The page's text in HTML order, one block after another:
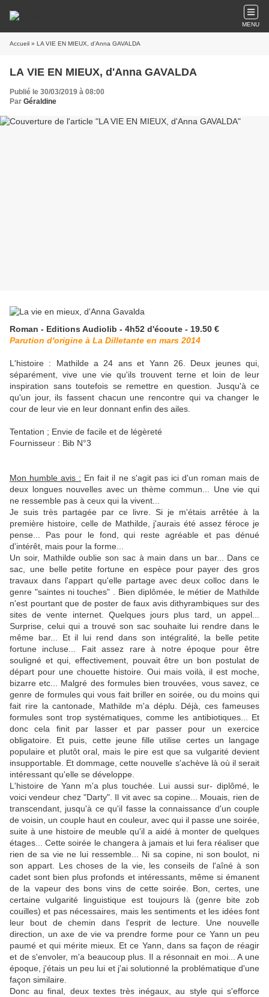
MENU
Accueil » LA VIE EN MIEUX, d'Anna GAVALDA
LA VIE EN MIEUX, d'Anna GAVALDA
Publié le 30/03/2019 à 08:00
Par Géraldine
Roman - Editions Audiolib - 4h52 d'écoute - 19.50 €
Parution d'origine à La Dilletante en mars 2014
L'histoire : Mathilde a 24 ans et Yann 26. Deux jeunes qui,
séparément, vive une vie qu'ils trouvent terne et loin de leur
inspiration sans toutefois se remettre en question. Jusqu'à ce
qu'un jour, ils fassent chacun une rencontre qui va changer le
cour de leur vie en leur donnant enfin des ailes.
Tentation ; Envie de facile et de légèreté
Fournisseur : Bib N°3
Mon humble avis : En fait il ne s'agit pas ici d'un roman mais de
deux longues nouvelles avec un thème commun... Une vie qui
ne ressemble pas à ceux qui la vivent...
Je suis très partagée par ce livre. Si je m'étais arrêtée à la
première histoire, celle de Mathilde, j'aurais été assez féroce je
pense... Pas pour le fond, qui reste agréable et pas dénué
d'intérêt, mais pour la forme...
Un soir, Mathilde oublie son sac à main dans un bar... Dans ce
sac, une belle petite fortune en espèce pour payer des gros
travaux dans l'appart qu'elle partage avec deux colloc dans le
genre "saintes ni touches" . Bien diplômée, le métier de Mathilde
n'est pourtant que de poster de faux avis dithyrambiques sur des
sites de vente internet. Quelques jours plus tard, un appel...
Surprise, celui qui a trouvé son sac souhaite lui rendre dans le
même bar... Et il lui rend dans son intégralité, la belle petite
fortune incluse... Fait assez rare à notre époque pour être
souligné et qui, effectivement, pouvait être un bon postulat de
départ pour une chouette histoire. Oui mais voilà, il est moche,
bizarre etc... Malgré des formules bien trouvées, vous savez, ce
genre de formules qui vous fait briller en soirée, ou du moins qui
fait rire la cantonade, Mathilde m'a déplu. Déjà, ces fameuses
formules sont trop systématiques, comme les antibiotiques... Et
donc cela finit par lasser et par passer pour un exercice
obligatoire. Et puis, cette jeune fille utilise certes un langage
populaire et plutôt oral, mais le pire est que sa vulgarité devient
insupportable. Et dommage, cette nouvelle s'achève là où il serait
intéressant qu'elle se développe.
L'histoire de Yann m'a plus touchée. Lui aussi sur- diplômé, le
voici vendeur chez "Darty". Il vit avec sa copine... Mouais, rien de
transcendant, jusqu'à ce qu'il fasse la connaissance d'un couple
de voisin, un couple haut en couleur, avec qui il passe une soirée,
suite à une histoire de meuble qu'il a aidé à monter de quelques
étages... Cette soirée le changera à jamais et lui fera réaliser que
rien de sa vie ne lui ressemble... Ni sa copine, ni son boulot, ni
son appart. Les choses de la vie, les conseils de l'aîné à son
cadet sont bien plus profonds et intéressants, même si émanent
de la vapeur des bons vins de cette soirée. Bon, certes, une
certaine vulgarité linguistique est toujours là (genre bite zob
couilles) et pas nécessaires, mais les sentiments et les idées font
leur bout de chemin dans l'esprit de lecture. Une nouvelle
direction, un axe de vie va prendre forme pour ce Yann un peu
paumé et qui mérite mieux. Et ce Yann, dans sa façon de réagir
et de s'envoler, m'a beaucoup plus. Il a résonnait en moi... A une
époque, j'étais un peu lui et j'ai solutionné la problématique d'une
façon similaire.
Donc au final, deux textes très inégaux, au style qui s'efforce